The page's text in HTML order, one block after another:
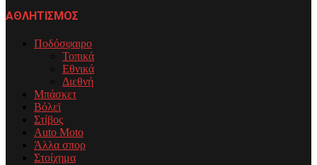
ΑΘΛΗΤΙΣΜΟΣ
Ποδόσφαιρο
Τοπικά
Εθνικά
Διεθνή
Μπάσκετ
Βόλεϊ
Στίβος
Auto Moto
Άλλα σπορ
Στοίχημα